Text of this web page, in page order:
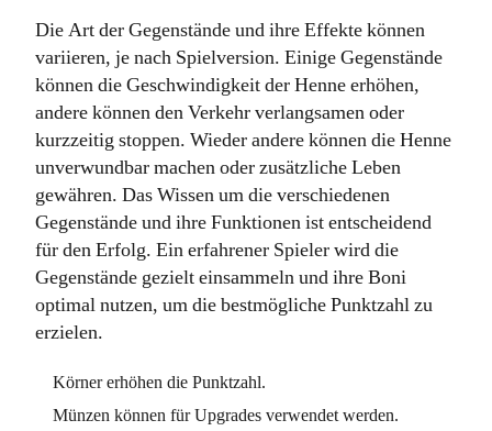
Die Art der Gegenstände und ihre Effekte können
variieren, je nach Spielversion. Einige Gegenstände
können die Geschwindigkeit der Henne erhöhen,
andere können den Verkehr verlangsamen oder
kurzzeitig stoppen. Wieder andere können die Henne
unverwundbar machen oder zusätzliche Leben
gewähren. Das Wissen um die verschiedenen
Gegenstände und ihre Funktionen ist entscheidend
für den Erfolg. Ein erfahrener Spieler wird die
Gegenstände gezielt einsammeln und ihre Boni
optimal nutzen, um die bestmögliche Punktzahl zu
erzielen.
Körner erhöhen die Punktzahl.
Münzen können für Upgrades verwendet werden.